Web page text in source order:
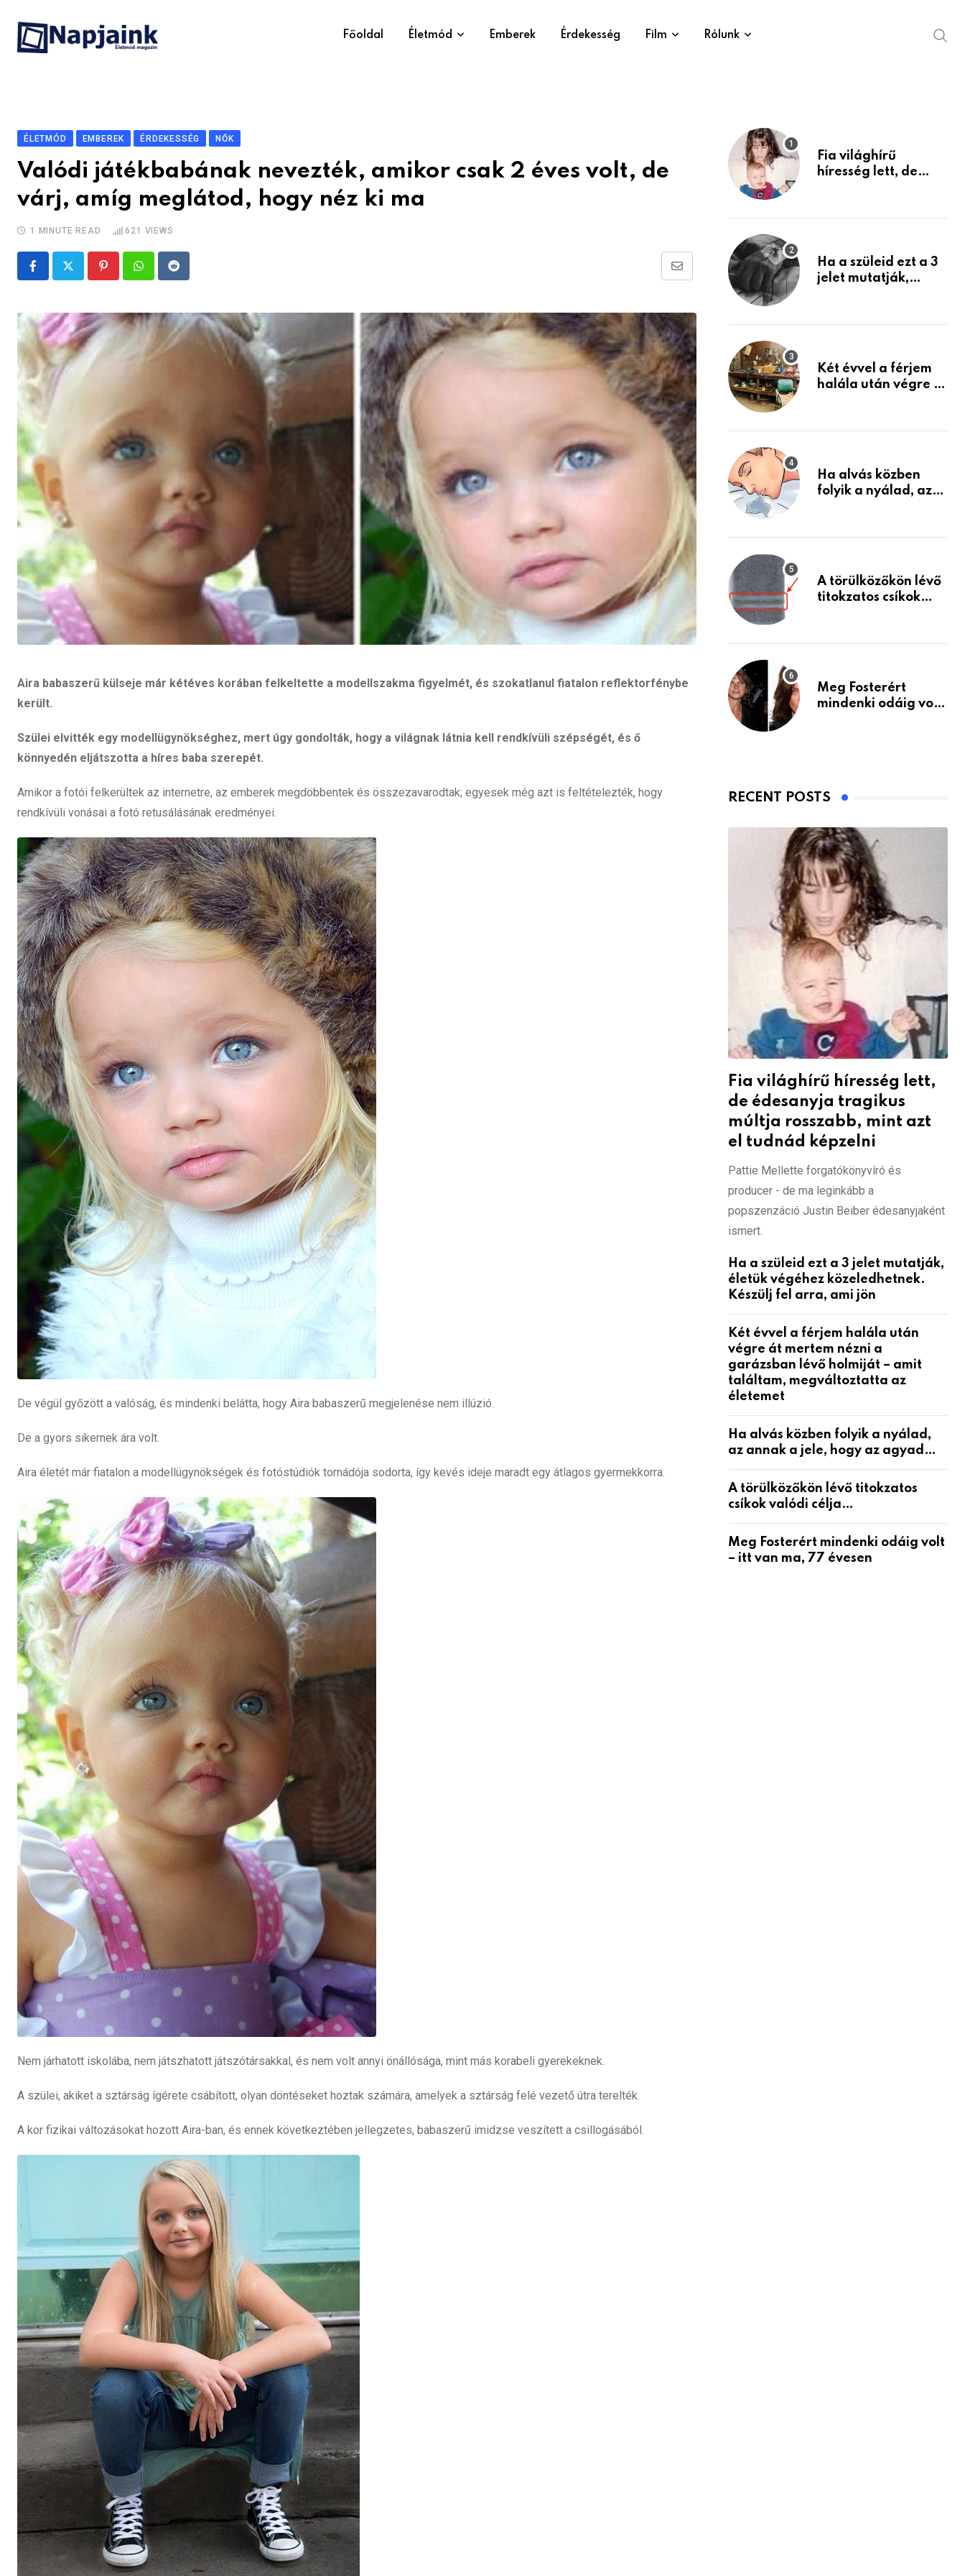
content
Főoldal Életmód Emberek Érdekesség Film Rólunk
ÉLETMÓD EMBEREK ÉRDEKESSÉG NŐK
Valódi játékbabának nevezték, amikor csak 2 éves volt, de
várj, amíg meglátod, hogy néz ki ma
1 MINUTE READ 621 VIEWS
PinterestWhatsappReddit
Share
Email
Aira babaszerű külseje már kétéves korában felkeltette a modellszakma figyelmét, és szokatlanul fiatalon reflektorfénybe
került.
Szülei elvitték egy modellügynökséghez, mert úgy gondolták, hogy a világnak látnia kell rendkívüli szépségét, és ő
könnyedén eljátszotta a híres baba szerepét.
Amikor a fotói felkerültek az internetre, az emberek megdöbbentek és összezavarodtak; egyesek még azt is feltételezték, hogy
rendkívüli vonásai a fotó retusálásának eredményei.
De végül győzött a valóság, és mindenki belátta, hogy Aira babaszerű megjelenése nem illúzió.
De a gyors sikernek ára volt.
Aira életét már fiatalon a modellügynökségek és fotóstúdiók tornádója sodorta, így kevés ideje maradt egy átlagos gyermekkorra.
Nem járhatott iskolába, nem játszhatott játszótársakkal, és nem volt annyi önállósága, mint más korabeli gyerekeknek.
A szülei, akiket a sztárság ígérete csábított, olyan döntéseket hoztak számára, amelyek a sztárság felé vezető útra terelték.
A kor fizikai változásokat hozott Aira-ban, és ennek következtében jellegzetes, babaszerű imidzse veszített a csillogásából.
Fia világhírű
híresség lett, de
mint azt el tudnád
Ha a szüleid ezt a 3
jelet mutatják,
Készülj fel arra, ami
Két évvel a férjem
halála után végre át
holmiját – amit
életemet
Ha alvás közben
folyik a nyálad, az
A törülközőkön lévő
titokzatos csíkok
Meg Fosterért
mindenki odáig volt
RECENT POSTS
Fia világhírű híresség lett,
de édesanyja tragikus
múltja rosszabb, mint azt
el tudnád képzelni
Pattie Mellette forgatókönyvíró és
producer - de ma leginkább a
popszenzáció Justin Beiber édesanyjaként
ismert.
Ha a szüleid ezt a 3 jelet mutatják,
életük végéhez közeledhetnek.
Készülj fel arra, ami jön
Két évvel a férjem halála után
végre át mertem nézni a
garázsban lévő holmiját – amit
találtam, megváltoztatta az
életemet
Ha alvás közben folyik a nyálad,
az annak a jele, hogy az agyad…
A törülközőkön lévő titokzatos
csíkok valódi célja…
Meg Fosterért mindenki odáig volt
– itt van ma, 77 évesen